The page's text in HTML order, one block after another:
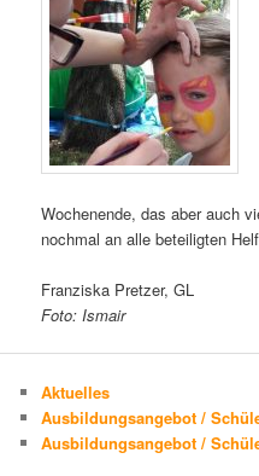
Wochenende, das aber auch
nochmal an alle beteiligten
Franziska Pretzer, GL
Foto: Ismair
Aktuelles
Ausbildungsangebot /
Ausbildungsangebot /